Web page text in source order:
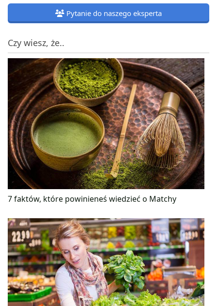
Pytanie do naszego eksperta
Czy wiesz, że..
7 faktów, które powinieneś wiedzieć o Matchy